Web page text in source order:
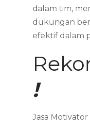
dalam tim,
dukungan
efektif dalam
!
Jasa